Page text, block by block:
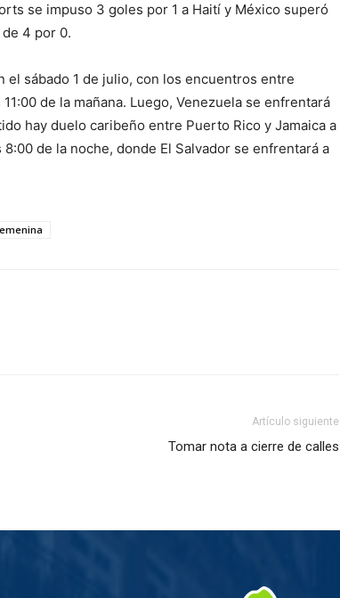
se impuso 3 goles por 1 a Haití y México superó
4 por 0.
sábado 1 de julio, con los encuentros entre
de la mañana. Luego, Venezuela se enfrentará
hay duelo caribeño entre Puerto Rico y Jamaica a
de la noche, donde El Salvador se enfrentará a
Artículo siguiente
Tomar nota a cierre de calles